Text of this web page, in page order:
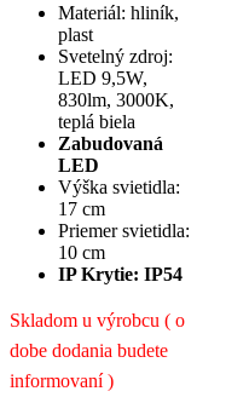
Materiál: hliník,
plast
Svetelný zdroj:
LED 9,5W,
830lm, 3000K,
teplá biela
Zabudovaná
LED
Výška svietidla:
17 cm
Priemer svietidla:
10 cm
IP Krytie: IP54
Skladom u výrobcu ( o
dobe dodania budete
informovaní )